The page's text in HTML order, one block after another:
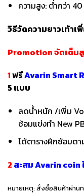
ความสูง: ต่ำกว่า 40
วิธีวัดความยาวเท้าเ
Promotion จัดเต็ม
1ฟรีAvarin Smart
5 แบบ
ลดน้ำหนัก /เพิ่ม
ซ้อมแข่งทำ New
ได้ตารางฝึกซ้อมต
2 สะสม Avarin coin
หมายเหตุ: สั่งซื้อสินค้าผ่า